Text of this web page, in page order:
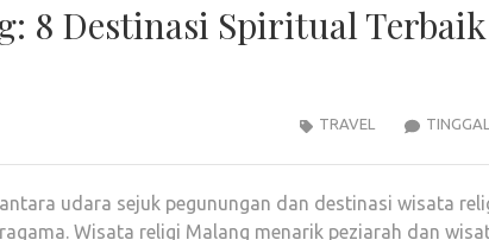
8 Destinasi Spiritual
TRAVEL
udara sejuk pegunungan dan destinasi wisata
Wisata religi Malang menarik peziarah dan